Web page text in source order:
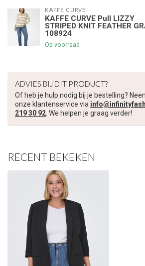
KAFFE CURVE
KAFFE CURVE Pull LIZZY
STRIPED KNIT FEATHER
108924
Op voorraad
ADVIES BIJ DIT PRODUCT?
Of heb je hulp nodig bij je bestelling?
onze klantenservice via
219 30 92. We helpen je graag verder!
RECENT BEKEKEN
€5,00 korting op je
volgende aankoop! 😀
Je korting is geldig bij een minimale